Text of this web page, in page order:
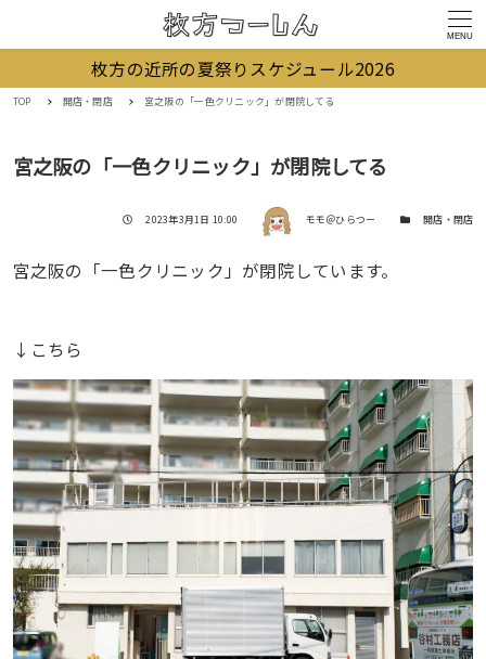
MENU
枚方の近所の夏祭りスケジュール2026
TOP 開店・閉店 宮之阪の「一色クリニック」が閉院してる
宮之阪の「一色クリニック」が閉院してる
投稿日
2023年3月1日 10:00 著者 モモ＠ひらつー カテゴリー開店・閉店
宮之阪の「一色クリニック」が閉院しています。
↓こちら